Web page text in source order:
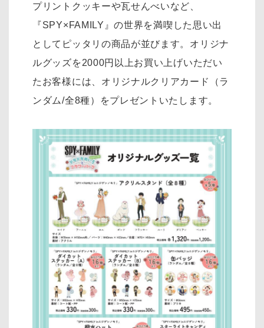
プリントクッキーや瓦せんべいなど、
『SPY×FAMILY』の世界を満喫した思い出
としてピッタリの商品が並びます。オリジナ
ルグッズを2000円以上お買い上げいただい
たお客様には、オリジナルクリアカード（ラ
ンダム/全8種）をプレゼントいたします。